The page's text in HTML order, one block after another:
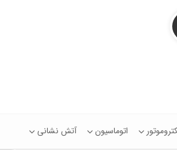
اتوماسیون
آتش نشانی